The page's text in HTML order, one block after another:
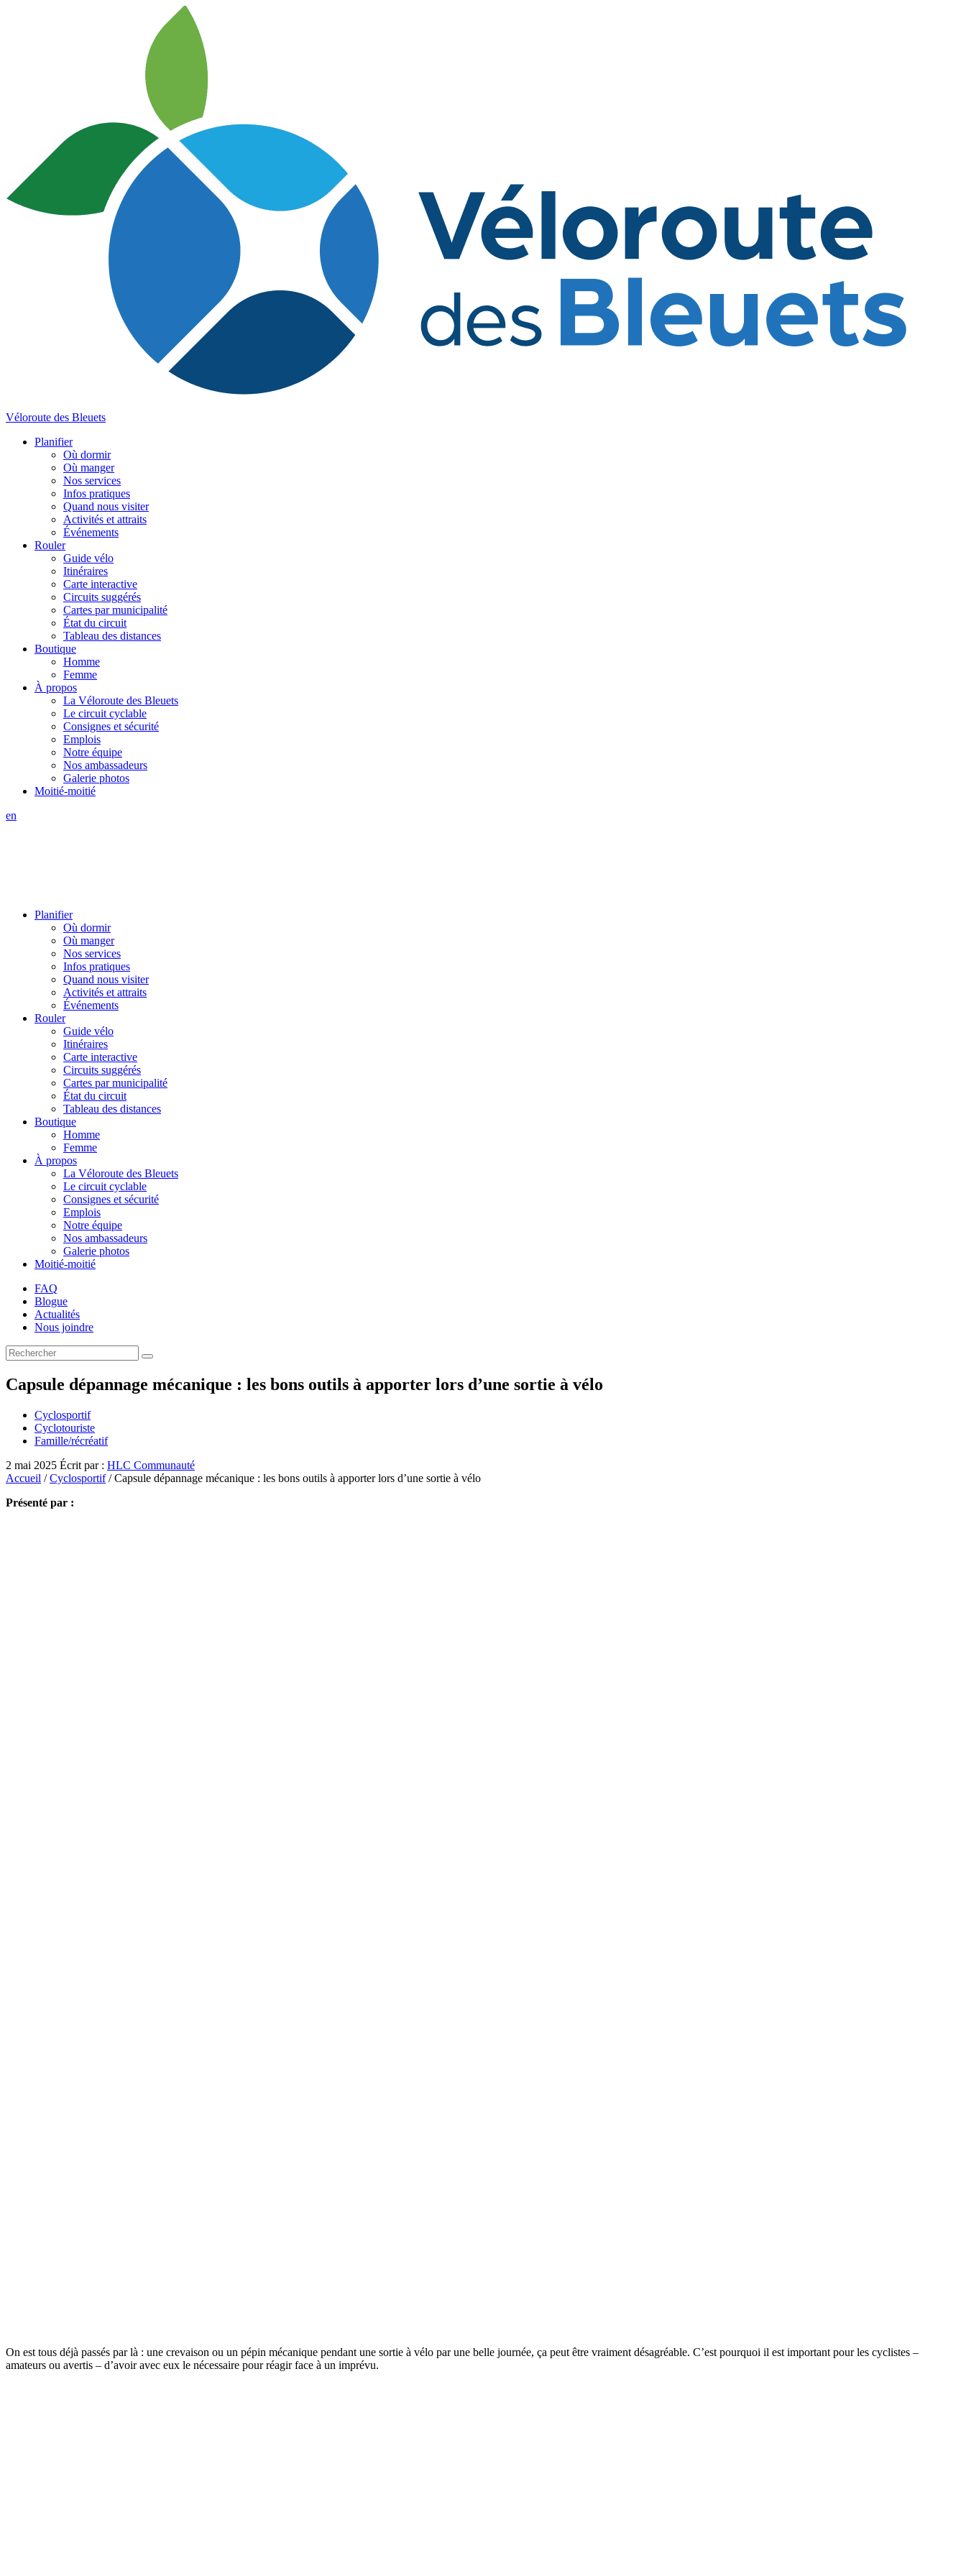
Véloroute des Bleuets
Planifier
Où dormir
Où manger
Nos services
Infos pratiques
Quand nous visiter
Activités et attraits
Événements
Rouler
Guide vélo
Itinéraires
Carte interactive
Circuits suggérés
Cartes par municipalité
État du circuit
Tableau des distances
Boutique
Homme
Femme
À propos
La Véloroute des Bleuets
Le circuit cyclable
Consignes et sécurité
Emplois
Notre équipe
Nos ambassadeurs
Galerie photos
Moitié-moitié
en
Planifier
Où dormir
Où manger
Nos services
Infos pratiques
Quand nous visiter
Activités et attraits
Événements
Rouler
Guide vélo
Itinéraires
Carte interactive
Circuits suggérés
Cartes par municipalité
État du circuit
Tableau des distances
Boutique
Homme
Femme
À propos
La Véloroute des Bleuets
Le circuit cyclable
Consignes et sécurité
Emplois
Notre équipe
Nos ambassadeurs
Galerie photos
Moitié-moitié
FAQ
Blogue
Actualités
Nous joindre
Capsule dépannage mécanique : les bons outils à apporter lors d’une sortie à vélo
Cyclosportif
Cyclotouriste
Famille/récréatif
2 mai 2025 Écrit par : HLC Communauté
Accueil /Cyclosportif/ Capsule dépannage mécanique : les bons outils à apporter lors d’une sortie à vélo
Présenté par :
On est tous déjà passés par là : une crevaison ou un pépin mécanique pendant une sortie à vélo par une belle journée, ça peut être vraiment désagréable. C’est pourquoi il est important pour les cyclistes –
amateurs ou avertis – d’avoir avec eux le nécessaire pour réagir face à un imprévu.